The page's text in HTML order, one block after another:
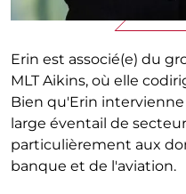
Erin est associé(e) du
MLT Aikins, où elle
Bien qu'Erin
large éventail de
particulièrement aux
banque et de l'aviation.